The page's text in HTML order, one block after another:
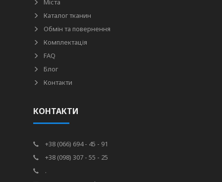
Міста
Каталог тканин
Обмін та повернення
Комплектація
FAQ
Блог
Контакти
КОНТАКТИ
+38 (066) 694 - 45 - 91
+38 (098) 307 - 55 - 25
.